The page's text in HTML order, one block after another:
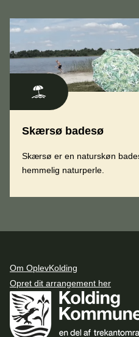
Skærsø badesø
Skærsø er en naturskøn
hemmelig naturperle.
Om OplevKolding
Opret dit arrangement her